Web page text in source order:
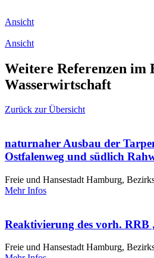
Ansicht
Ansicht
Weitere Referenzen im
Wasserwirtschaft
Zurück zur Übersicht
naturnaher Ausbau der
Ostfalenweg und südlich
Freie und Hansestadt Hamburg,
Mehr Infos
Reaktivierung des vorh. RRB
Freie und Hansestadt Hamburg,